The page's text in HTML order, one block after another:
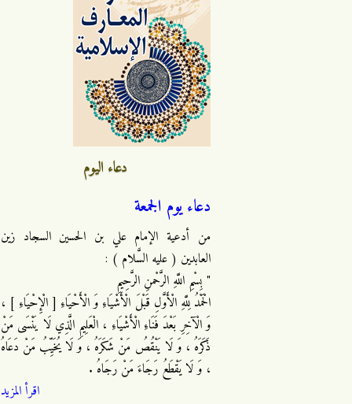
دعاء اليوم
دعاء يوم الجمعة
من أدعية الإمام علي بن الحسين السجاد زين
العابدين ( عليه السَّلام ) :
" بِسْمِ اللَّهِ الرَّحْمنِ الرَّحِيمِ
الْحَمْدُ لِلَّهِ الْأَوَّلِ قَبْلَ الْأَشْيَاءِ وَ الْأَحْيَاءِ [ الْإِحْيَاءِ ] ،
وَ الْآخِرِ بَعْدَ فَنَاءِ الْأَشْيَاءِ ، الْعَلِيمِ الَّذِي لَا يَنْسَى مَنْ
ذَكَرَهُ ، وَ لَا يَنْقُصُ مَنْ شَكَرَهُ ، وَ لَا يُخَيِّبُ مَنْ دَعَاهُ
، وَ لَا يَقْطَعُ رَجَاءَ مَنْ رَجَاهُ .
اقرأ المزيد